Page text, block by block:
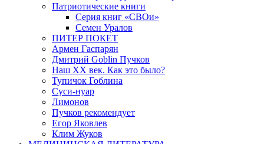
Патриотические книги
Серия книг «СВОи»
Семен Уралов
ПИТЕР ПОКЕТ
Армен Гаспарян
Дмитрий Goblin Пучков
Наш XX век. Как это было?
Тупичок Гоблина
Суси-нуар
Лимонов
Пучков рекомендует
Егор Яковлев
Клим Жуков